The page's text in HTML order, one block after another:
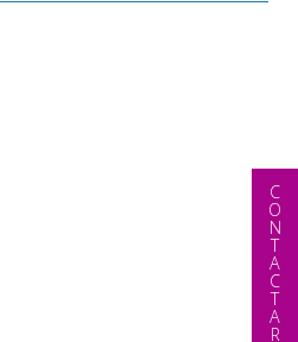
CONTACTAR